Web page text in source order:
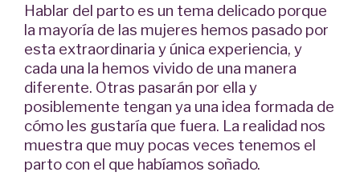
Hablar del parto es un tema delicado porque
la mayoría de las mujeres hemos pasado por
esta extraordinaria y única experiencia, y
cada una la hemos vivido de una manera
diferente. Otras pasarán por ella y
posiblemente tengan ya una idea formada de
cómo les gustaría que fuera. La realidad nos
muestra que muy pocas veces tenemos el
parto con el que habíamos soñado.